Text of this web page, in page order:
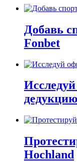
Добавь
Fonbet
дедукцию
Hochland